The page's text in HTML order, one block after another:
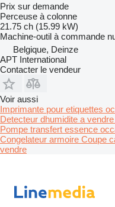
Prix sur demande
Perceuse à colonne
21.75 ch (15.99 kW)
Machine-outil à commande
Belgique, Deinze
APT International
Contacter le vendeur
Voir aussi
Imprimante pour etiquettes
Detecteur dhumidite a vendre
Pompe transfert essence
Congelateur armoire Coupe
vendre